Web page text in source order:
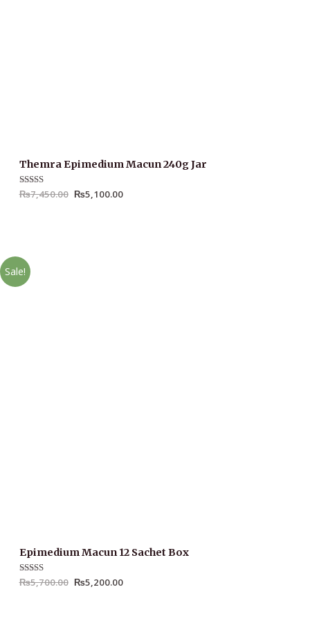
Themra Epimedium Macun 240g Jar
Rated4.68
out of 5
₨7,450.00 ₨5,100.00
Sale!
Epimedium Macun 12 Sachet Box
Rated4.98
out of 5
₨5,700.00 ₨5,200.00